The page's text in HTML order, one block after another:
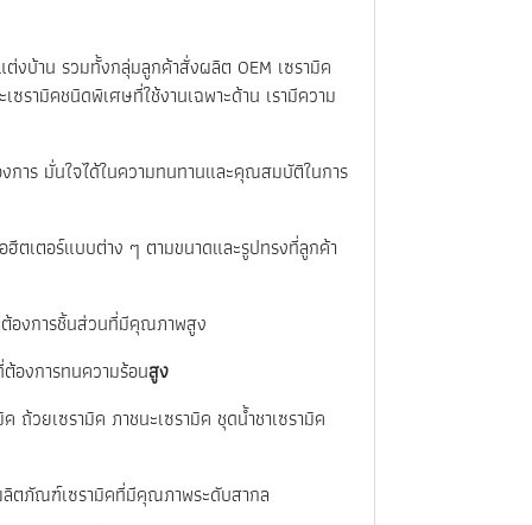
งบ้าน รวมทั้งกลุ่มลูกค้าสั่งผลิต OEM เซรามิค
รามิคชนิดพิเศษที่ใช้งานเฉพาะด้าน เรามีความ
การ มั่นใจได้ในความทนทานและคุณสมบัติในการ
ฮีตเตอร์แบบต่าง ๆ ตามขนาดและรูปทรงที่ลูกค้า
ต้องการชิ้นส่วนที่มีคุณภาพสูง
องการทนความร้อนสูง
ถ้วยเซรามิค ภาชนะเซรามิค ชุดน้ำชาเซรามิค
ลิตภัณฑ์เซรามิคที่มีคุณภาพระดับสากล